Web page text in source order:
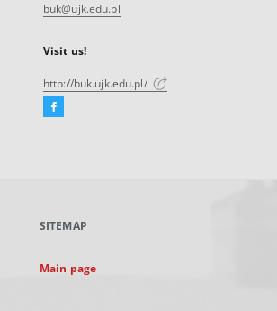
buk@ujk.edu.pl
Visit us!
http://buk.ujk.edu.pl/
Facebook
new
SITEMAP
Main page